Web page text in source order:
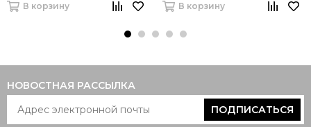
В корзину В корзину
НОВОСТНАЯ РАССЫЛКА
ПОДПИСАТЬСЯ